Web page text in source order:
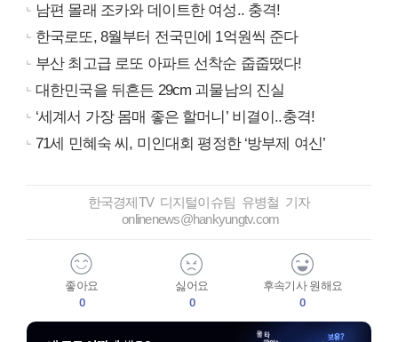
남편 몰래 조카와 데이트한 여성.. 충격!
한국로또, 8월부터 전국민에 1억원씩 준다
부산 최고급 로또 아파트 선착순 줍줍떴다!
대한민국을 뒤흔든 29cm 괴물남의 진실
‘세계서 가장 몸매 좋은 할머니’ 비결이..충격!
71세 민혜숙 씨, 미인대회 평정한 ‘방부제 여신’
한국경제TV 디지털이슈팀 유병철 기자
onlinenews@hankyungtv.com
좋아요
0
싫어요
0
후속기사 원해요
0